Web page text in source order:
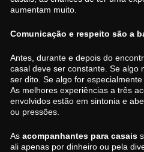
aumentam muito.
Comunicação e respeito são a
Antes, durante e depois do
casal deve ser constante. Se algo
ser dito. Se algo for
As melhores experiências a três
envolvidos estão em sintonia e
ou pressões.
As acompanhantes para casais
ali apenas por dinheiro ou pela